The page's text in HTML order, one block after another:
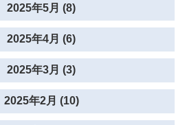
2025年5月 (8)
2025年4月 (6)
2025年3月 (3)
2025年2月 (10)